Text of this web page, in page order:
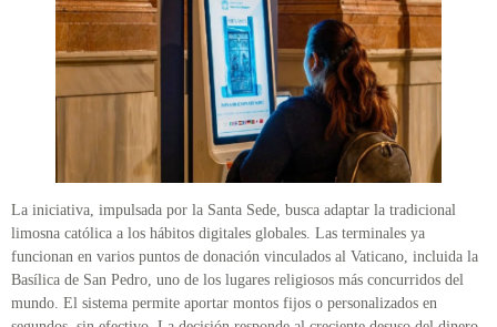
La iniciativa, impulsada por la Santa Sede, busca adaptar la tradicional
limosna católica a los hábitos digitales globales. Las terminales ya
funcionan en varios puntos de donación vinculados al Vaticano, incluida la
Basílica de San Pedro, uno de los lugares religiosos más concurridos del
mundo. El sistema permite aportar montos fijos o personalizados en